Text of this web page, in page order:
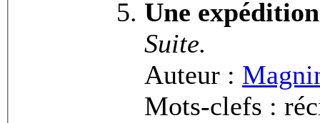
Une
Suite.
Auteur :
Mots-clefs :